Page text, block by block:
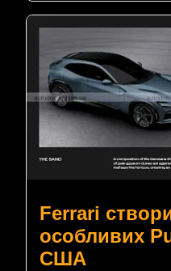
Ferrari
особливих
США